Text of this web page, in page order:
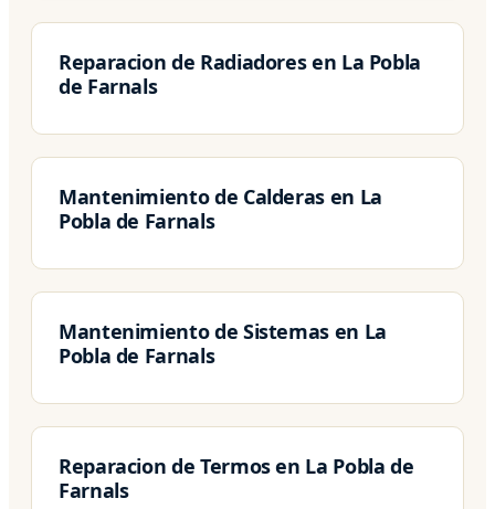
Reparacion de Radiadores en La Pobla
de Farnals
Mantenimiento de Calderas en La
Pobla de Farnals
Mantenimiento de Sistemas en La
Pobla de Farnals
Reparacion de Termos en La Pobla de
Farnals